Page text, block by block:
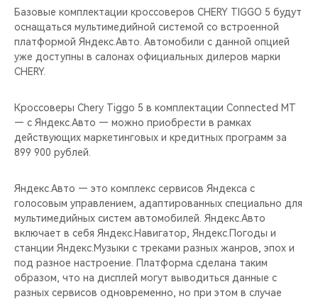
СЕДАНЫ
НОВИНКИ
CHERY CONNECT
ЛЮДИ CHERY
БЛАГОТВОРИТЕЛЬНОСТЬ
CHERY REMOTE
CHERY И СПОРТ
ВИДЕООБЗОРЫ
CHERY ДЛЯ ДЕТЕЙ
Базовые комплектации кроссоверов CHERY TIGGO 5 будут
оснащаться мультимедийной системой со встроенной
платформой Яндекс.Авто. Автомобили с данной опцией
уже доступны в салонах официальных дилеров марки
CHERY.
Кроссоверы Сhery Tiggo 5 в комплектации Connected MT
— c Яндекс.Авто — можно приобрести в рамках
действующих маркетинговых и кредитных программ за
899 900 рублей.
Яндекс.Авто — это комплекс сервисов Яндекса с
голосовым управлением, адаптированных специально для
мультимедийных систем автомобилей. Яндекс.Авто
включает в себя Яндекс.Навигатор, Яндекс.Погоды и
станции Яндекс.Музыки с треками разных жанров, эпох и
под разное настроение. Платформа сделана таким
образом, что на дисплей могут выводиться данные с
разных сервисов одновременно, но при этом в случае